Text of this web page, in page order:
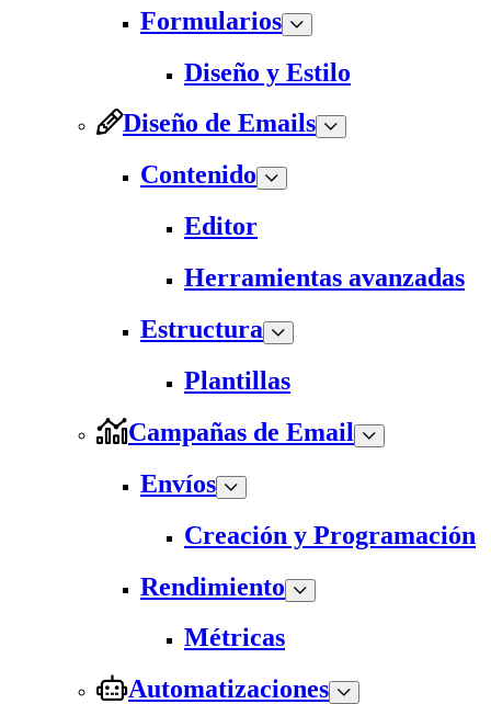
Formularios
Diseño y Estilo
Diseño de Emails
Contenido
Editor
Herramientas avanzadas
Estructura
Plantillas
Campañas de Email
Envíos
Creación y Programación
Rendimiento
Métricas
Automatizaciones